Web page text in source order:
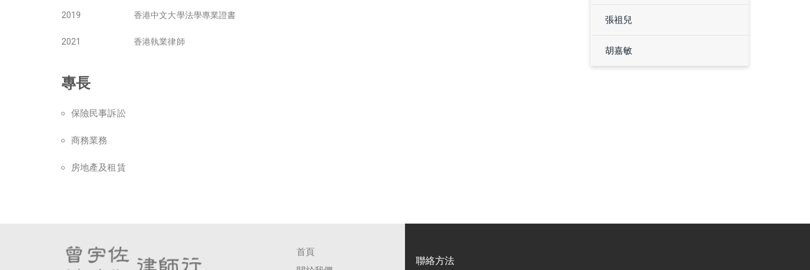
2019 香港中文大學法學專業證書
2021 香港執業律師
專長
保險民事訴訟
商務業務
房地產及租賃
張祖兒
胡嘉敏
首頁
聯絡方法